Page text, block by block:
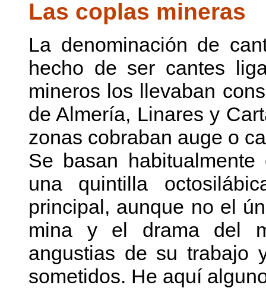
Las coplas mineras
La denominación de
hecho de ser cantes
mineros los llevaban
de Almería, Linares y
zonas cobraban auge o
Se basan
una quintilla
principal, aunque no el
mina y el drama del
angustias de su trabajo
sometidos. He aquí